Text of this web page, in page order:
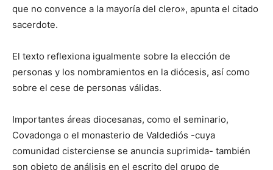
que no convence a la mayoría del clero», apunta el citado
sacerdote.
El texto reflexiona igualmente sobre la elección de
personas y los nombramientos en la diócesis, así como
sobre el cese de personas válidas.
Importantes áreas diocesanas, como el seminario,
Covadonga o el monasterio de Valdediós -cuya
comunidad cisterciense se anuncia suprimida- también
son objeto de análisis en el escrito del grupo de